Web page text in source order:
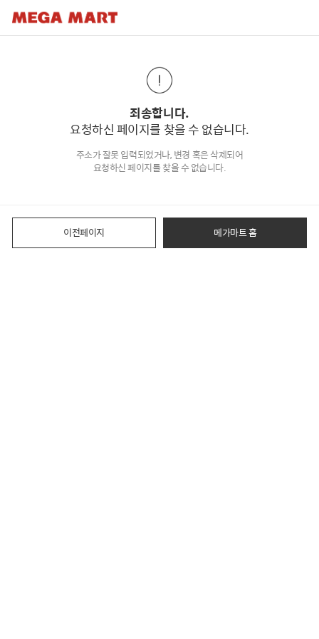
죄송합니다.
요청하신 페이지를 찾을 수 없습니다.
주소가 잘못 입력되었거나, 변경 혹은 삭제되어
요청하신 페이지를 찾을 수 없습니다.
이전페이지 메가마트 홈